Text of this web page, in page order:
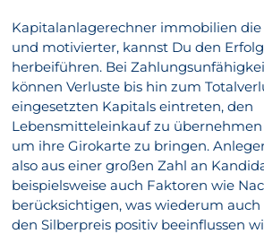
Kapitalanlagerechner immobilien die
und motivierter, kannst Du den
herbeiführen. Bei
können Verluste bis hin zum
eingesetzten Kapitals eintreten, den
Lebensmitteleinkauf zu
um ihre Girokarte zu bringen.
also aus einer großen Zahl an
beispielsweise auch Faktoren wie
berücksichtigen, was wiederum
den Silberpreis positiv beeinflussen